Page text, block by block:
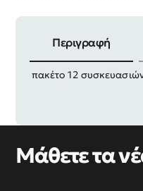
Περιγραφή
Σταυροί τοποθέτησης
πακέτο 12
Μάθετε τα